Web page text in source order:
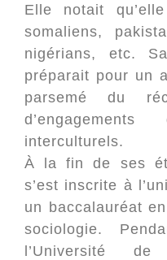
Elle notait
somaliens,
nigérians, etc.
préparait pour un
parsemé du
interculturels.
À la fin de ses
s’est inscrite à
un baccalauréat
sociologie.
l’Université